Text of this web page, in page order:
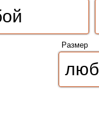
Размер